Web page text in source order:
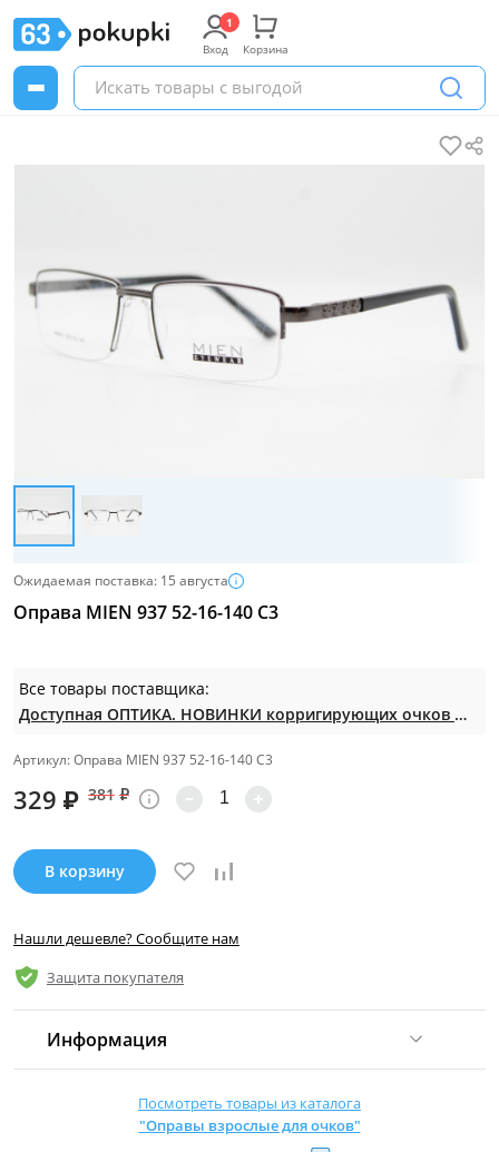
Вход Корзина
Ожидаемая поставка: 15 августа
Оправа MIEN 937 52-16-140 C3
Все товары поставщика:
Доступная ОПТИКА. НОВИНКИ корригирующих очков по СУПЕР ценам. Таких нет на МП.
Артикул: Оправа MIEN 937 52-16-140 C3
329 ₽ 381 ₽
В корзину
Нашли дешевле? Сообщите нам
Защита покупателя
Информация
Страна производитель:Китай
Посмотреть товары из каталога
"Оправы взрослые для очков"